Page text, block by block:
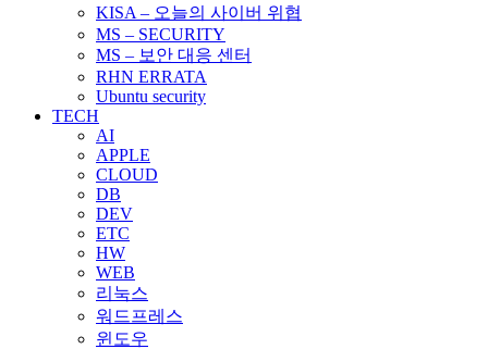
KISA – 오늘의 사이버 위협
MS – SECURITY
MS – 보안 대응 센터
RHN ERRATA
Ubuntu security
TECH
AI
APPLE
CLOUD
DB
DEV
ETC
HW
WEB
리눅스
워드프레스
윈도우